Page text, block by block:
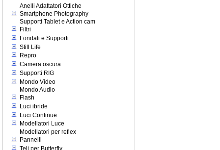
Anelli Adattatori Ottiche
Smartphone Photography
Supporti Tablet e Action cam
Filtri
Fondali e Supporti
Still Life
Repro
Camera oscura
Supporti RIG
Mondo Video
Mondo Audio
Flash
Luci ibride
Luci Continue
Modellatori Luce
Modellatori per reflex
Pannelli
Teli per Butterfly